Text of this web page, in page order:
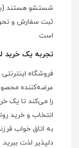
ثبت سفارش و
است.
تجربه یک خرید
فروشگاه
عرضه‌کننده
را می‌کند تا یک
انتخاب و خرید
به اتاق خواب
دلپذیر لذت ببرید.